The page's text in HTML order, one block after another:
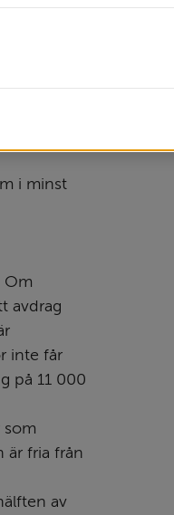
i minst
Om
avdrag
inte får
på 11 000
som
är fria från
av